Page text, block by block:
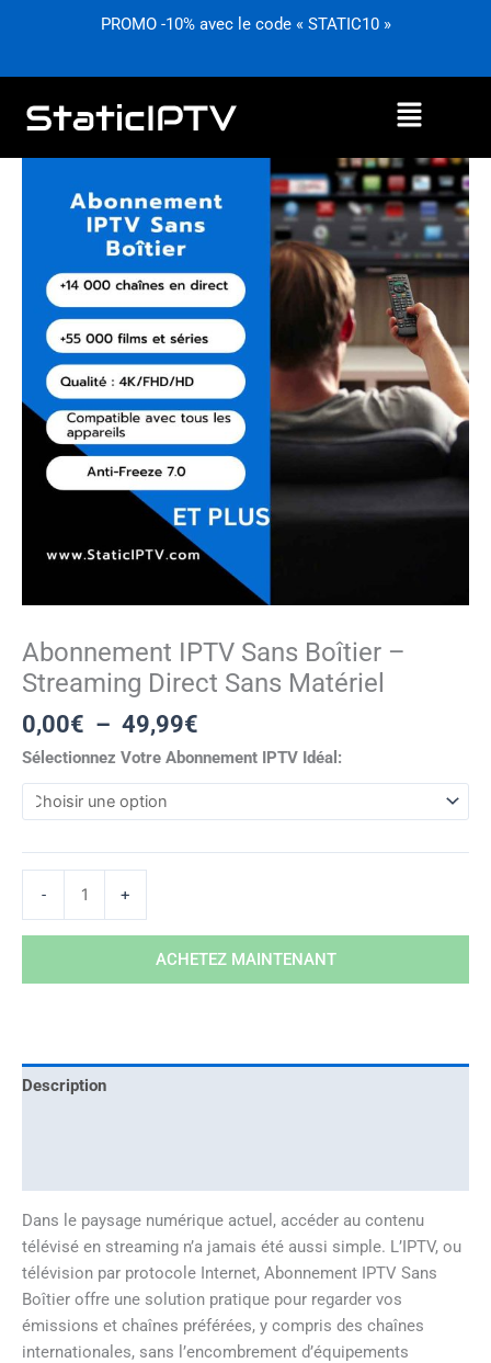
PROMO -10% avec le code « STATIC10 »
Menu
Abonnement IPTV Sans Boîtier –
Streaming Direct Sans Matériel
0,00€ – 49,99€
de
prix :
à
49,99€
Sélectionnez Votre Abonnement IPTV Idéal:
-
Abonnement
Sans
Boîtier
Streaming
Direct
Sans
Matériel
+
ACHETEZ MAINTENANT
Description
Dans le paysage numérique actuel, accéder au contenu
télévisé en streaming n’a jamais été aussi simple. L’IPTV, ou
télévision par protocole Internet, Abonnement IPTV Sans
Boîtier offre une solution pratique pour regarder vos
émissions et chaînes préférées, y compris des chaînes
internationales, sans l’encombrement d’équipements